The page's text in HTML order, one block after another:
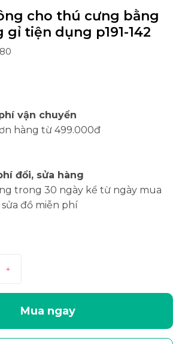
cho thú cưng bằng
tiện dụng p191-142
vận chuyển
hàng từ 499.000đ
đổi, sửa hàng
trong 30 ngày kể từ ngày mua
đồ miễn phí
+
Mua ngay